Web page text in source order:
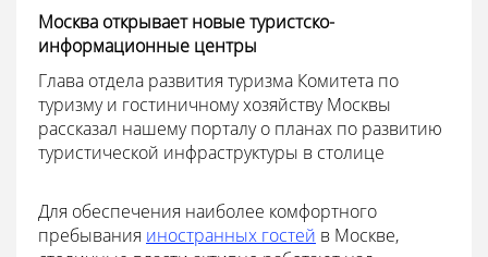
Москва открывает новые туристско-
информационные центры
Глава отдела развития туризма Комитета по
туризму и гостиничному хозяйству Москвы
рассказал нашему порталу о планах по развитию
туристической инфраструктуры в столице
Для обеспечения наиболее комфортного
пребывания иностранных гостей в Москве,